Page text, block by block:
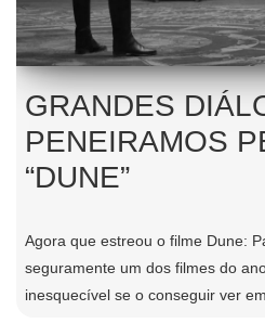
GRANDES
PENEIRAMOS
“DUNE”
Agora que estreou o filme Dune:
seguramente um dos filmes do
inesquecível se o conseguir ver